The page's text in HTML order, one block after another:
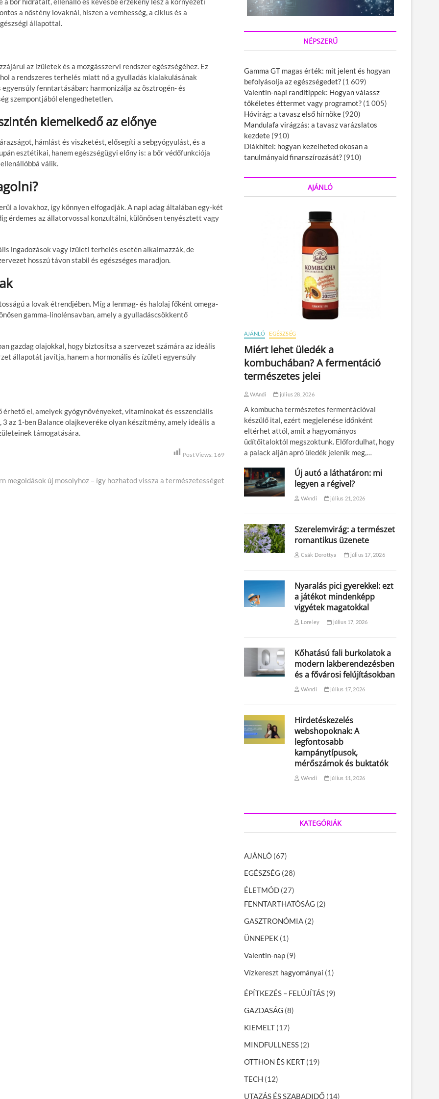
a nőstény lovaknál, hiszen a vemhesség, a ciklus és a
állapottal.
az ízületek és a mozgásszervi rendszer egészségéhez. Ez
a rendszeres terhelés miatt nő a gyulladás kialakulásának
fenntartásában: harmonizálja az ösztrogén- és
szempontjából elengedhetetlen.
kiemelkedő az előnye
hámlást és viszketést, elősegíti a sebgyógyulást, és a
esztétikai, hanem egészségügyi előny is: a bőr védőfunkciója
válik.
a lovakhoz, így könnyen elfogadják. A napi adag általában egy-két
érdemes az állatorvossal konzultálni, különösen tenyésztett vagy
ingadozások vagy ízületi terhelés esetén alkalmazzák, de
hosszú távon stabil és egészséges maradjon.
a lovak étrendjében. Míg a lenmag- és halolaj főként omega-
gamma-linolénsavban, amely a gyulladáscsökkentő
gazdag olajokkal, hogy biztosítsa a szervezet számára az ideális
állapotát javítja, hanem a hormonális és ízületi egyensúly
el, amelyek gyógynövényeket, vitaminokat és esszenciális
az 1-ben Balance olajkeveréke olyan készítmény, amely ideális a
támogatására.
Post Views: 169
megoldások új mosolyhoz – így hozhatod vissza a természetességet
NÉPSZERŰ
Gamma GT magas érték: mit jelent és hogyan
befolyásolja az egészségedet? (1 609)
Valentin-napi randitippek: Hogyan válassz
tökéletes éttermet vagy programot? (1 005)
Hóvirág: a tavasz első hírnöke (920)
Mandulafa virágzás: a tavasz varázslatos
kezdete (910)
Diákhitel: hogyan kezelheted okosan a
tanulmányaid finanszírozását? (910)
AJÁNLÓ
AJÁNLÓ EGÉSZSÉG
Miért lehet üledék a
kombuchában? A fermentáció
természetes jelei
WAndi július 28, 2026
A kombucha természetes fermentációval
készülő ital, ezért megjelenése időnként
eltérhet attól, amit a hagyományos
üdítőitaloktól megszoktunk. Előfordulhat, hogy
a palack alján apró üledék jelenik meg,…
Új autó a láthatáron: mi
legyen a régivel?
WAndi július 21, 2026
Szerelemvirág: a természet
romantikus üzenete
Csák Dorottya július 17, 2026
Nyaralás pici gyerekkel: ezt
a játékot mindenképp
vigyétek magatokkal
Loreley július 17, 2026
Kőhatású fali burkolatok a
modern lakberendezésben
és a fővárosi felújításokban
WAndi július 17, 2026
Hirdetéskezelés
webshopoknak: A
legfontosabb
kampánytípusok,
mérőszámok és buktatók
WAndi július 11, 2026
KATEGÓRIÁK
AJÁNLÓ (67)
EGÉSZSÉG (28)
ÉLETMÓD (27)
FENNTARTHATÓSÁG (2)
GASZTRONÓMIA (2)
ÜNNEPEK (1)
Valentin-nap (9)
Vízkereszt hagyományai (1)
ÉPÍTKEZÉS – FELÚJÍTÁS (9)
GAZDASÁG (8)
KIEMELT (17)
MINDFULLNESS (2)
OTTHON ÉS KERT (19)
TECH (12)
UTAZÁS ÉS SZABADIDŐ (14)